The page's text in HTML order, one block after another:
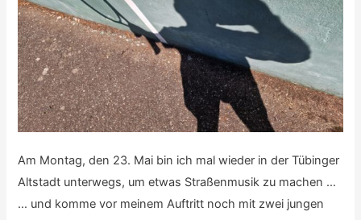
Am Montag, den 23. Mai bin ich mal wieder in der Tübinger
Altstadt unterwegs, um etwas Straßenmusik zu machen …
… und komme vor meinem Auftritt noch mit zwei jungen